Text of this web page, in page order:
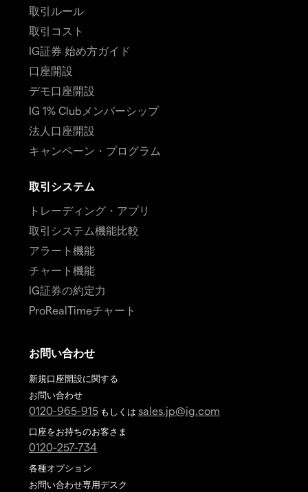
取引ルール
取引コスト
IG証券 始め方ガイド
口座開設
デモ口座開設
IG 1% Clubメンバーシップ
法人口座開設
キャンペーン・プログラム
取引システム
トレーディング・アプリ
取引システム機能比較
アラート機能
チャート機能
IG証券の約定力
ProRealTimeチャート
お問い合わせ
新規口座開設に関する
お問い合わせ
0120-965-915 もしくは sales.jp@ig.com
口座をお持ちのお客さま
0120-257-734
各種オプション
お問い合わせ専用デスク